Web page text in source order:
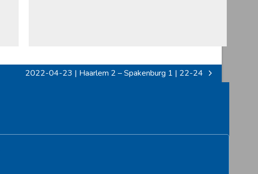
next
2022-04-23 | Haarlem 2 – Spakenburg 1 | 22-24